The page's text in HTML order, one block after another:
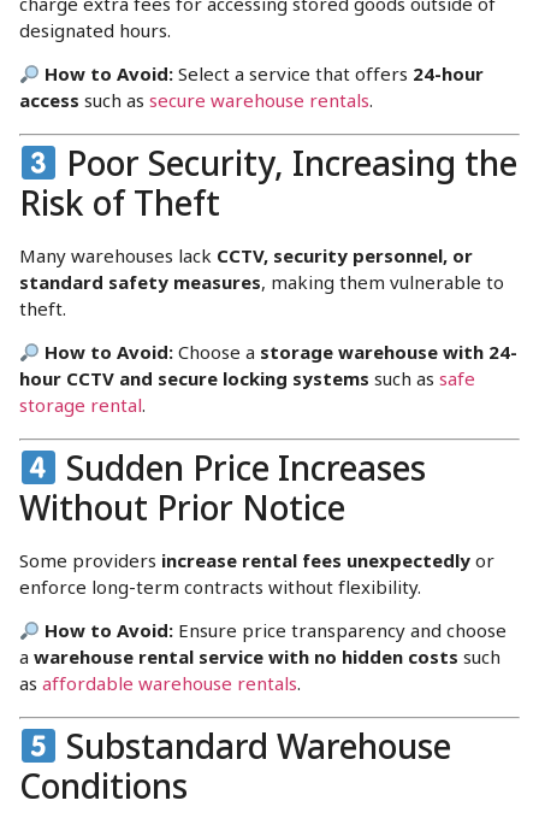
designated hours.
How to Avoid:Select a service that offers 24-hour
access such as secure warehouse rentals.
Poor Security, Increasing the
Risk of Theft
Many warehouses lack CCTV, security personnel, or
standard safety measures, making them vulnerable to
theft.
How to Avoid:Choose a storage warehouse with 24-
hour CCTV and secure locking systems such as safe
storage rental.
Sudden Price Increases
Without Prior Notice
Some providers increase rental fees unexpectedlyor
enforce long-term contracts without flexibility.
How to Avoid: Ensure price transparency and choose
a warehouse rental service with no hidden costs such
as affordable warehouse rentals.
Substandard Warehouse
Conditions